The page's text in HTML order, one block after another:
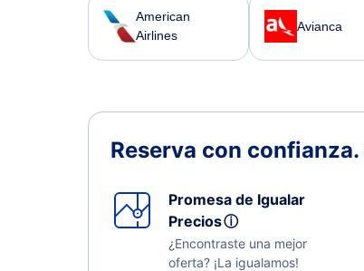
American
Airlines
Avianca
Reserva con confianza.
Promesa de Igualar
Preciosⓘ
¿Encontraste una mejor
oferta? ¡La igualamos!